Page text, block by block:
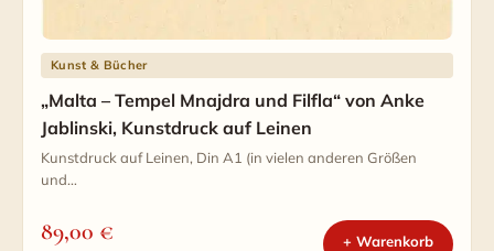
Kunst & Bücher
„Malta – Tempel Mnajdra und Filfla“ von Anke
Jablinski, Kunstdruck auf Leinen
Kunstdruck auf Leinen, Din A1 (in vielen anderen Größen
und…
89,00 € + Warenkorb